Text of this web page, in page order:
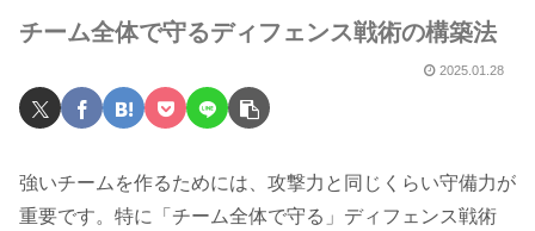
チーム全体で守るディフェンス戦術の構築法
2025.01.28
強いチームを作るためには、攻撃力と同じくらい守備力が
重要です。特に「チーム全体で守る」ディフェンス戦術